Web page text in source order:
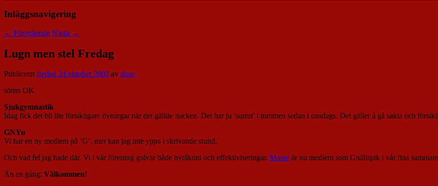
Inläggsnavigering
← Föregående Nästa →
Lugn men stel Fredag
Publiceratfredag 24 oktober 2008 av nisse
sömn OK.
Sjukgymnastik
Idag fick det bli lite försiktigare övningar när det gällde nacken. Det har ju ’surrat’ i tummen sedan i onsdags. Det gäller å gå sakta och
GNYu
Vi har en ny medlem på ’G’, mer kan jag inte yppa i skrivande stund.
Och vad fel jag hade där. Vi i vår förening golvar både byråkrati och effektiviseringar. Masse är nu medlem som Gnällspik i vår fina
Än en gång: Välkommen!